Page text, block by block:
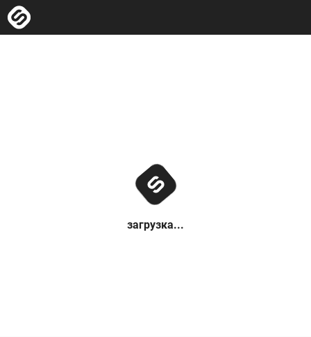
загрузка...